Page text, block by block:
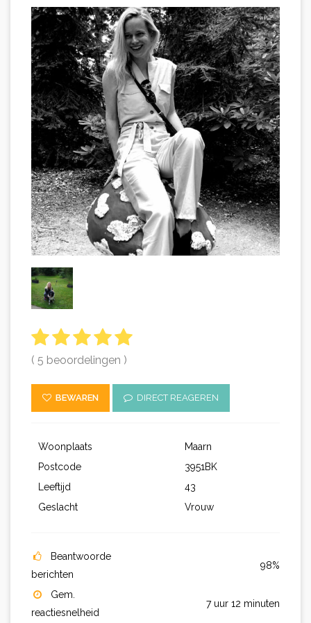
( 5 beoordelingen )
BEWAREN DIRECT REAGEREN
Woonplaats
Maarn
Postcode
3951BK
Leeftijd
43
Geslacht
Vrouw
Beantwoorde
berichten
98%
Gem.
reactiesnelheid
7 uur 12 minuten